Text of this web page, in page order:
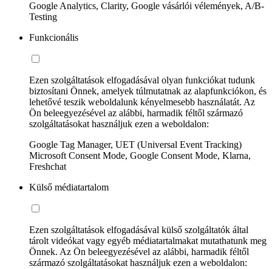
Google Analytics, Clarity, Google vásárlói vélemények, A/B-
Testing
Funkcionális
Ezen szolgáltatások elfogadásával olyan funkciókat tudunk
biztosítani Önnek, amelyek túlmutatnak az alapfunkciókon, és
lehetővé teszik weboldalunk kényelmesebb használatát. Az
Ön beleegyezésével az alábbi, harmadik féltől származó
szolgáltatásokat használjuk ezen a weboldalon:
Google Tag Manager, UET (Universal Event Tracking)
Microsoft Consent Mode, Google Consent Mode, Klarna,
Freshchat
Külső médiatartalom
Ezen szolgáltatások elfogadásával külső szolgáltatók által
tárolt videókat vagy egyéb médiatartalmakat mutathatunk meg
Önnek. Az Ön beleegyezésével az alábbi, harmadik féltől
származó szolgáltatásokat használjuk ezen a weboldalon: